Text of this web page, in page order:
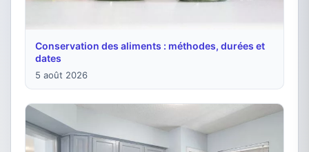
Conservation des aliments : méthodes, durées et
dates
5 août 2026